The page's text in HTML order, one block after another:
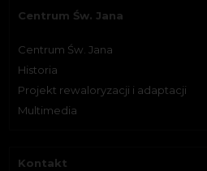
Centrum Św. Jana
Centrum Św. Jana
Historia
Projekt rewaloryzacji i adaptacji
Multimedia
Kontakt